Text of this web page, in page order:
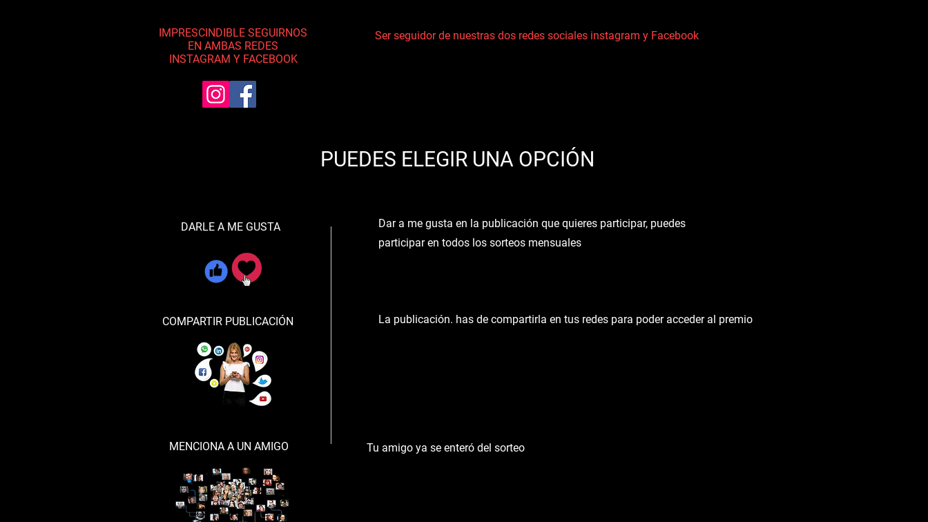
IMPRESCINDIBLE SEGUIRNOS
EN AMBAS REDES
INSTAGRAM Y FACEBOOK
Ser seguidor de nuestras dos redes sociales instagram y Facebook
PUEDES ELEGIR UNA OPCIÓN
DARLE A ME GUSTA
COMPARTIR PUBLICACIÓN
MENCIONA A UN AMIGO
Dar a me gusta en la publicación que quieres participar, puedes
participar en todos los sorteos mensuales
La publicación. has de compartirla en tus redes para poder acceder al premio
Tu amigo ya se enteró del sorteo